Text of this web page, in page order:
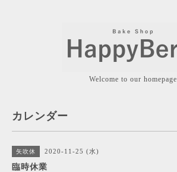
Welcome to our homepage
カレンダー
矢吹休 2020-11-25 (水)
臨時休業